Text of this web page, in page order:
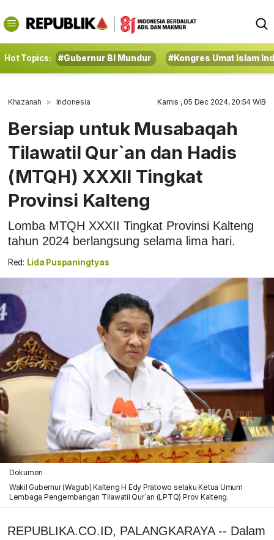
Hot Topics: #Gubernur BI Mundur #Kongres Umat Islam
Khazanah Indonesia Kamis , 05 Dec 2024, 20:54 WIB
Bersiap untuk Musabaqah
Tilawatil Qur`an dan Hadis
(MTQH) XXXII Tingkat
Provinsi Kalteng
Lomba MTQH XXXII Tingkat Provinsi Kalteng
tahun 2024 berlangsung selama lima hari.
Red: Lida Puspaningtyas
Dokumen
Wakil Gubernur (Wagub) Kalteng H Edy Pratowo selaku Ketua Umum
Lembaga Pengembangan Tilawatil Qur`an (LPTQ) Prov Kalteng.
REPUBLIKA.CO.ID, PALANGKARAYA -- Dalam